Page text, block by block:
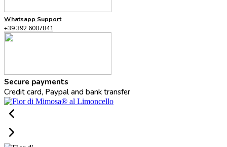
Whatsapp Support
+39 392 6007841
Secure payments
Credit card, Paypal and bank transfer